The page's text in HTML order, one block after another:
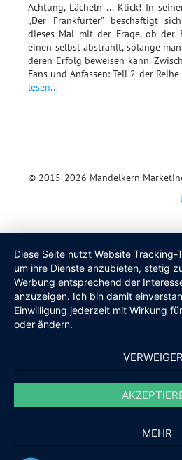
Achtung, Lächeln ... Klick! In
„Der Frankfurter" beschäftigt
dieses Mal mit der Frage, ob der
einen selbst abstrahlt, solange
deren Erfolg beweisen kann.
Fans und Anfassen: Teil 2 der
lesen...
© 2015-2026 Mandelkern
Diese Seite nutzt Website Tracking-
um ihre Dienste anzubieten, stetig
Werbung entsprechend der
anzuzeigen. Ich bin damit
Einwilligung jederzeit mit Wirkung
oder ändern.
MEHR